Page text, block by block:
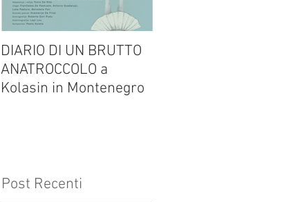
DIARIO DI UN BRUTTO
ANATROCCOLO a
Kolasin in Montenegro
Post Recenti